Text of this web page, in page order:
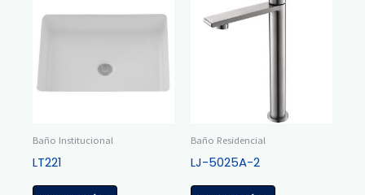
Baño Institucional
LT221
Baño Residencial
LJ-5025A-2